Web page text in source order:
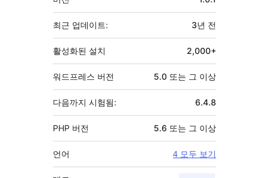
초
최근 업데이트: 3년 전
활성화된 설치 2,000+
워드프레스 버전 5.0 또는 그 이상
다음까지 시험됨: 6.4.8
PHP 버전 5.6 또는 그 이상
언어 4 모두 보기